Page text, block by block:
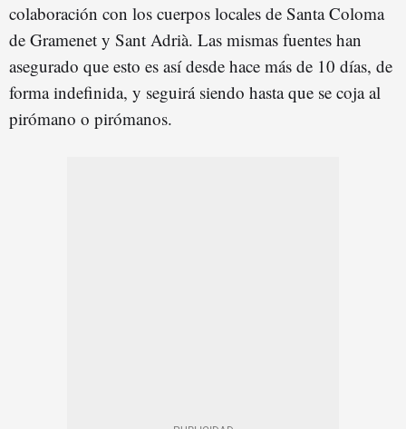
colaboración con los cuerpos locales de Santa Coloma
de Gramenet y Sant Adrià. Las mismas fuentes han
asegurado que esto es así desde hace más de 10 días, de
forma indefinida, y seguirá siendo hasta que se coja al
pirómano o pirómanos.